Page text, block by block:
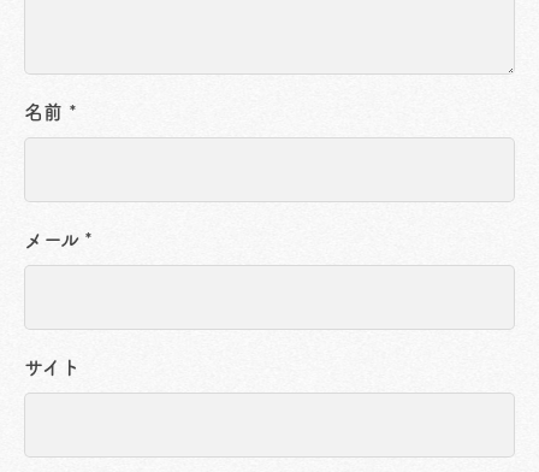
名前 *
メール *
サイト